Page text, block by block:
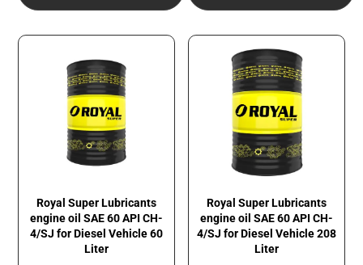
Royal Super Lubricants
engine oil SAE 60 API CH-
4/SJ for Diesel Vehicle 60
Liter
Royal Super Lubricants
engine oil SAE 60 API CH-
4/SJ for Diesel Vehicle 208
Liter